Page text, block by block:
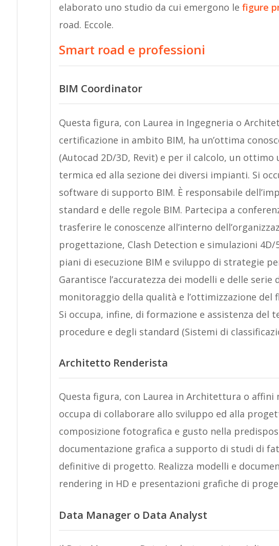
elaborato uno studio da cui emergono le figure
road. Eccole.
Smart road e professioni
BIM Coordinator
Questa figura, con Laurea in Ingegneria o
certificazione in ambito BIM, ha un’ottima
(Autocad 2D/3D, Revit) e per il calcolo, un ottimo
termica ed alla sezione dei diversi impianti. Si
software di supporto BIM. È responsabile
standard e delle regole BIM. Partecipa a
trasferire le conoscenze all’interno
progettazione, Clash Detection e simulazioni
piani di esecuzione BIM e sviluppo di strategie
Garantisce l’accuratezza dei modelli e delle
monitoraggio della qualità e l’ottimizzazione del
Si occupa, infine, di formazione e assistenza del
procedure e degli standard (Sistemi di
Architetto Renderista
Questa figura, con Laurea in Architettura o affini
occupa di collaborare allo sviluppo ed alla
composizione fotografica e gusto nella
documentazione grafica a supporto di studi di
definitive di progetto. Realizza modelli e
rendering in HD e presentazioni grafiche di
Data Manager o Data Analyst